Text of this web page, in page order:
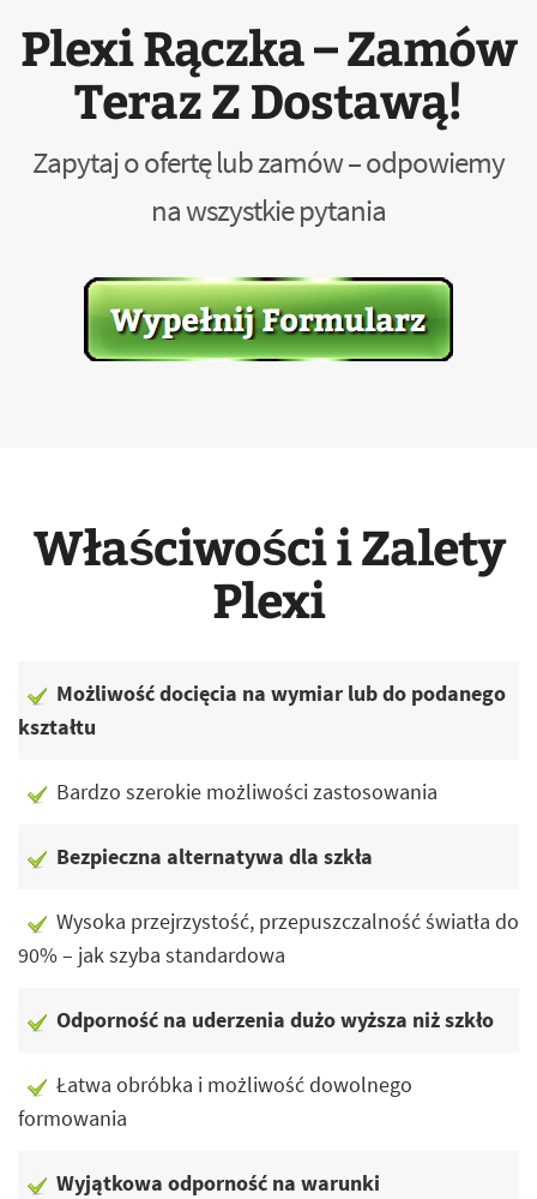
Plexi Rączka – Zamów
Teraz Z Dostawą!
Zapytaj o ofertę lub zamów – odpowiemy
na wszystkie pytania
Właściwości i Zalety
Plexi
Możliwość docięcia na wymiar lub do podanego
kształtu
Bardzo szerokie możliwości zastosowania
Bezpieczna alternatywa dla szkła
Wysoka przejrzystość, przepuszczalność światła do
90% – jak szyba standardowa
Odporność na uderzenia dużo wyższa niż szkło
Łatwa obróbka i możliwość dowolnego
formowania
Wyjątkowa odporność na warunki